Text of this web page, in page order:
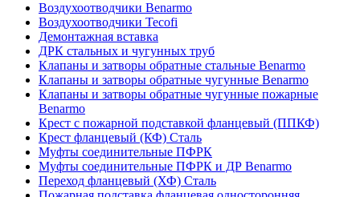
Воздухоотводчики Benarmo
Воздухоотводчики Tecofi
Демонтажная вставка
ДРК стальных и чугунных труб
Клапаны и затворы обратные стальные Benarmo
Клапаны и затворы обратные чугунные Benarmo
Клапаны и затворы обратные чугунные пожарные
Benarmo
Крест с пожарной подставкой фланцевый (ППКФ)
Крест фланцевый (КФ) Сталь
Муфты соединительные ПФРК
Муфты соединительные ПФРК и ДР Benarmo
Переход фланцевый (ХФ) Сталь